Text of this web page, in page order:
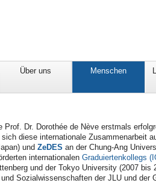
Über uns Menschen
Prof. Dr. Dorothée de Nève erstmals
sich diese internationale Zusammenarbeit
und ZeDES an der Chung-Ang
internationalen Graduiertenkollegs
und der Tokyo University (2007
Sozialwissenschaften der JLU und